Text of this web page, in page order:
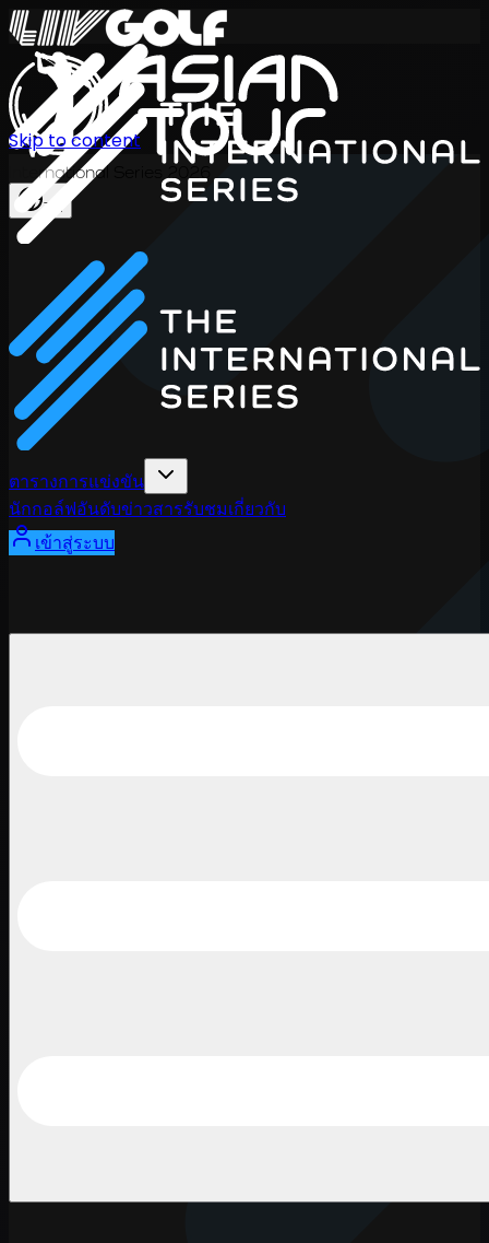
International Series 2026
TH
ตารางการแข่งขัน
นักกอล์ฟอันดับข่าวสารรับชมเกี่ยวกับ
เข้าสู่ระบบ
Skip to content